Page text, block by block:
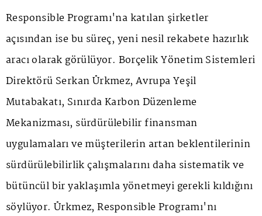
Responsible Programı'na katılan şirketler
açısından ise bu süreç, yeni nesil rekabete hazırlık
aracı olarak görülüyor. Borçelik Yönetim Sistemleri
Direktörü Serkan Ürkmez, Avrupa Yeşil
Mutabakatı, Sınırda Karbon Düzenleme
Mekanizması, sürdürülebilir finansman
uygulamaları ve müşterilerin artan beklentilerinin
sürdürülebilirlik çalışmalarını daha sistematik ve
bütüncül bir yaklaşımla yönetmeyi gerekli kıldığını
söylüyor. Ürkmez, Responsible Programı'nı